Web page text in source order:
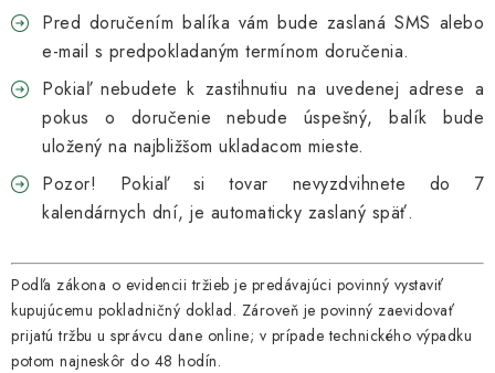
Pred doručením balíka vám bude zaslaná SMS alebo
e-mail s predpokladaným termínom doručenia.
Pokiaľ nebudete k zastihnutiu na uvedenej adrese a
pokus o doručenie nebude úspešný, balík bude
uložený na najbližšom ukladacom mieste.
Pozor! Pokiaľ si tovar nevyzdvihnete do 7
kalendárnych dní, je automaticky zaslaný späť.
Podľa zákona o evidencii tržieb je predávajúci povinný vystaviť
kupujúcemu pokladničný doklad. Zároveň je povinný zaevidovať
prijatú tržbu u správcu dane online; v prípade technického výpadku
potom najneskôr do 48 hodín.